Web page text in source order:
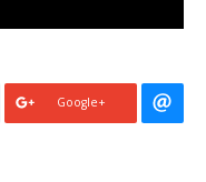
Google+